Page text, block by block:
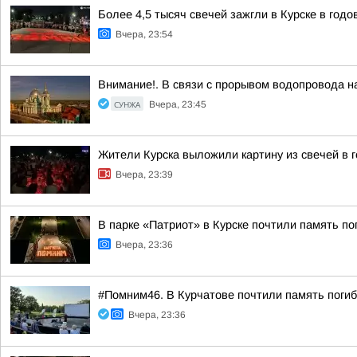
Более 4,5 тысяч свечей зажгли в Курске в
Вчера, 23:54
Внимание!. В связи с прорывом водопровода
СУНЖА Вчера, 23:45
Жители Курска выложили картину из свечей в
Вчера, 23:39
В парке «Патриот» в Курске почтили память
Вчера, 23:36
#Помним46. В Курчатове почтили память
Вчера, 23:36